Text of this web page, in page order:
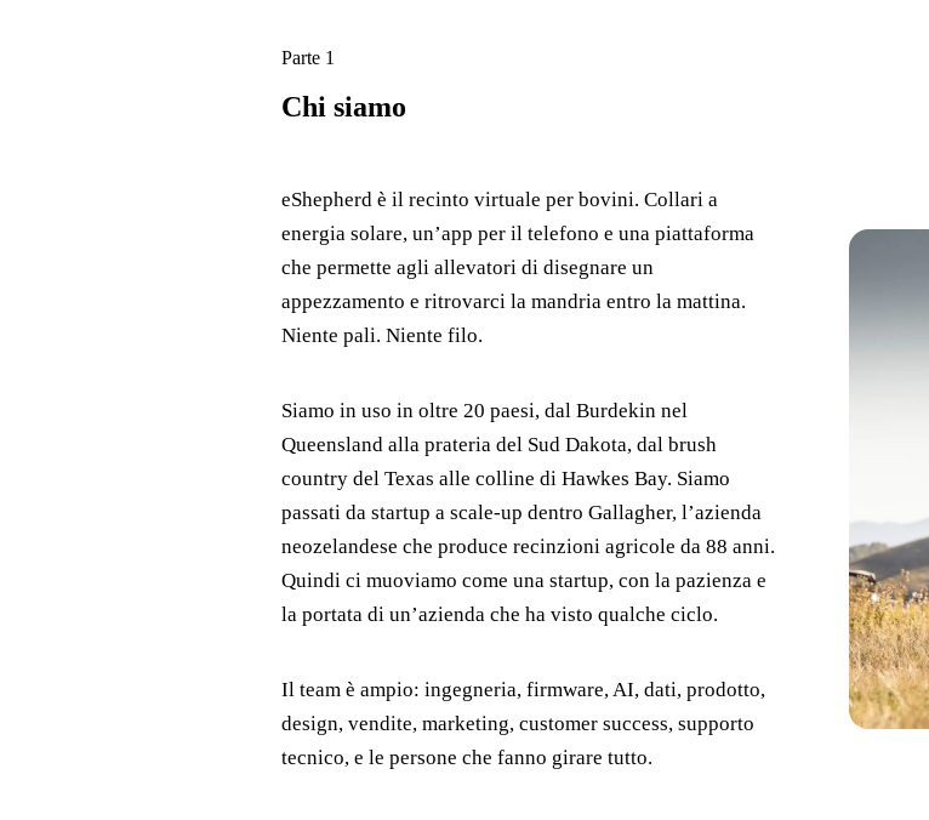
Parte 1
Chi siamo
eShepherd è il recinto virtuale per bovini. Collari a
energia solare, un’app per il telefono e una piattaforma
che permette agli allevatori di disegnare un
appezzamento e ritrovarci la mandria entro la mattina.
Niente pali. Niente filo.
Siamo in uso in oltre 20 paesi, dal Burdekin nel
Queensland alla prateria del Sud Dakota, dal brush
country del Texas alle colline di Hawkes Bay. Siamo
passati da startup a scale-up dentro Gallagher, l’azienda
neozelandese che produce recinzioni agricole da 88 anni.
Quindi ci muoviamo come una startup, con la pazienza e
la portata di un’azienda che ha visto qualche ciclo.
Il team è ampio: ingegneria, firmware, AI, dati, prodotto,
design, vendite, marketing, customer success, supporto
tecnico, e le persone che fanno girare tutto.